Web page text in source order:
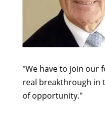
"We have to join our
real breakthrough in
of opportunity."